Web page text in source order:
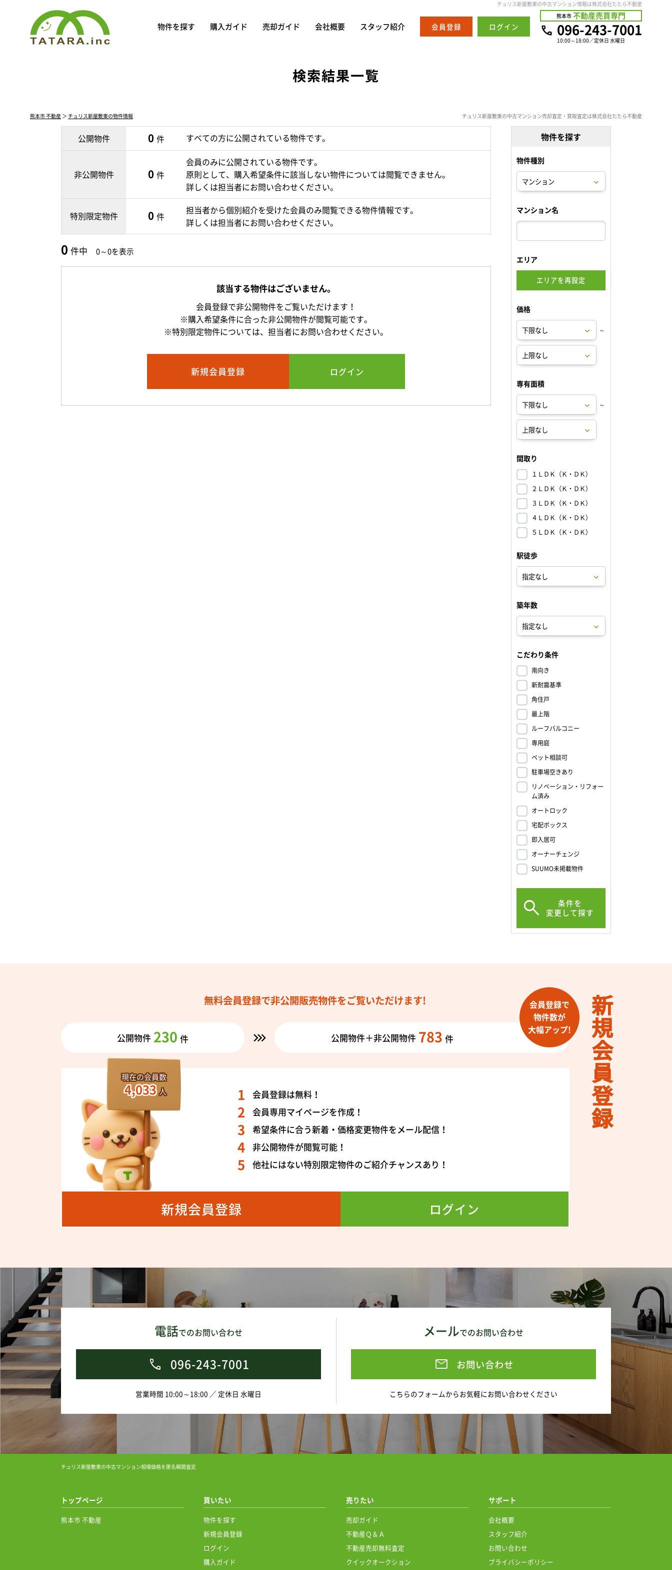
チュリス新屋敷東の中古マンション情報は株式会社たたら不動産
物件を探す 購入ガイド 売却ガイド 会社概要 スタッフ紹介 会員登録 ログイン
熊本市 不動産売買専門
10:00～18:00／定休日 水曜日
096-243-7001
検索結果一覧
熊本市 不動産 ＞ チュリス新屋敷東の物件情報 チュリス新屋敷東の中古マンション売却査定・買取査定は株式会社たたら不動産
公開物件 0 件 すべての方に公開されている物件です。
非公開物件 0 件
会員のみに公開されている物件です。
原則として、購入希望条件に該当しない物件については閲覧できません。
詳しくは担当者にお問い合わせください。
特別限定物件 0 件
担当者から個別紹介を受けた会員のみ閲覧できる物件情報です。
詳しくは担当者にお問い合わせください。
0 件中 0～0を表示
該当する物件はございません。
会員登録で非公開物件をご覧いただけます！
※購入希望条件に合った非公開物件が閲覧可能です。
※特別限定物件については、担当者にお問い合わせください。
新規会員登録 ログイン
物件を探す
物件種別
マンション名
エリア
エリアを再設定
価格
～
専有面積
～
間取り
１ＬＤＫ（Ｋ・ＤＫ）
２ＬＤＫ（Ｋ・ＤＫ）
３ＬＤＫ（Ｋ・ＤＫ）
４ＬＤＫ（Ｋ・ＤＫ）
５ＬＤＫ（Ｋ・ＤＫ）
駅徒歩
築年数
こだわり条件
南向き
新耐震基準
角住戸
最上階
ルーフバルコニー
専用庭
ペット相談可
駐車場空きあり
リノベーション・リフォー
ム済み
オートロック
宅配ボックス
即入居可
オーナーチェンジ
SUUMO未掲載物件
条件を
変更して探す
新規会員登録
無料会員登録で非公開販売物件をご覧いただけます!
公開物件 230 件 公開物件＋非公開物件 783 件
会員登録で
物件数が
大幅アップ!
現在の会員数
4,033 人
会員登録は無料！
会員専用マイページを作成！
希望条件に合う新着・価格変更物件をメール配信！
非公開物件が閲覧可能！
他社にはない特別限定物件のご紹介チャンスあり！
新規会員登録 ログイン
電話でのお問い合わせ
096-243-7001
営業時間 10:00～18:00 ／ 定休日 水曜日
メールでのお問い合わせ
お問い合わせ
こちらのフォームからお気軽にお問い合わせください
チュリス新屋敷東の中古マンション相場価格を匿名瞬間査定
トップページ
熊本市 不動産
買いたい
物件を探す
新規会員登録
ログイン
購入ガイド
売りたい
売却ガイド
不動産Ｑ＆Ａ
不動産売却無料査定
クイックオークション
サポート
会社概要
スタッフ紹介
お問い合わせ
プライバシーポリシー